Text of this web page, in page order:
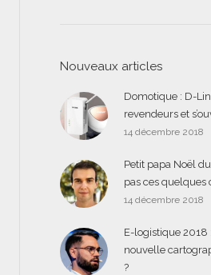
Nouveaux articles
Domotique : D-
revendeurs et
14 décembre 2018
Petit papa Noël
pas ces quelques
14 décembre 2018
E-logistique 2018
nouvelle
?